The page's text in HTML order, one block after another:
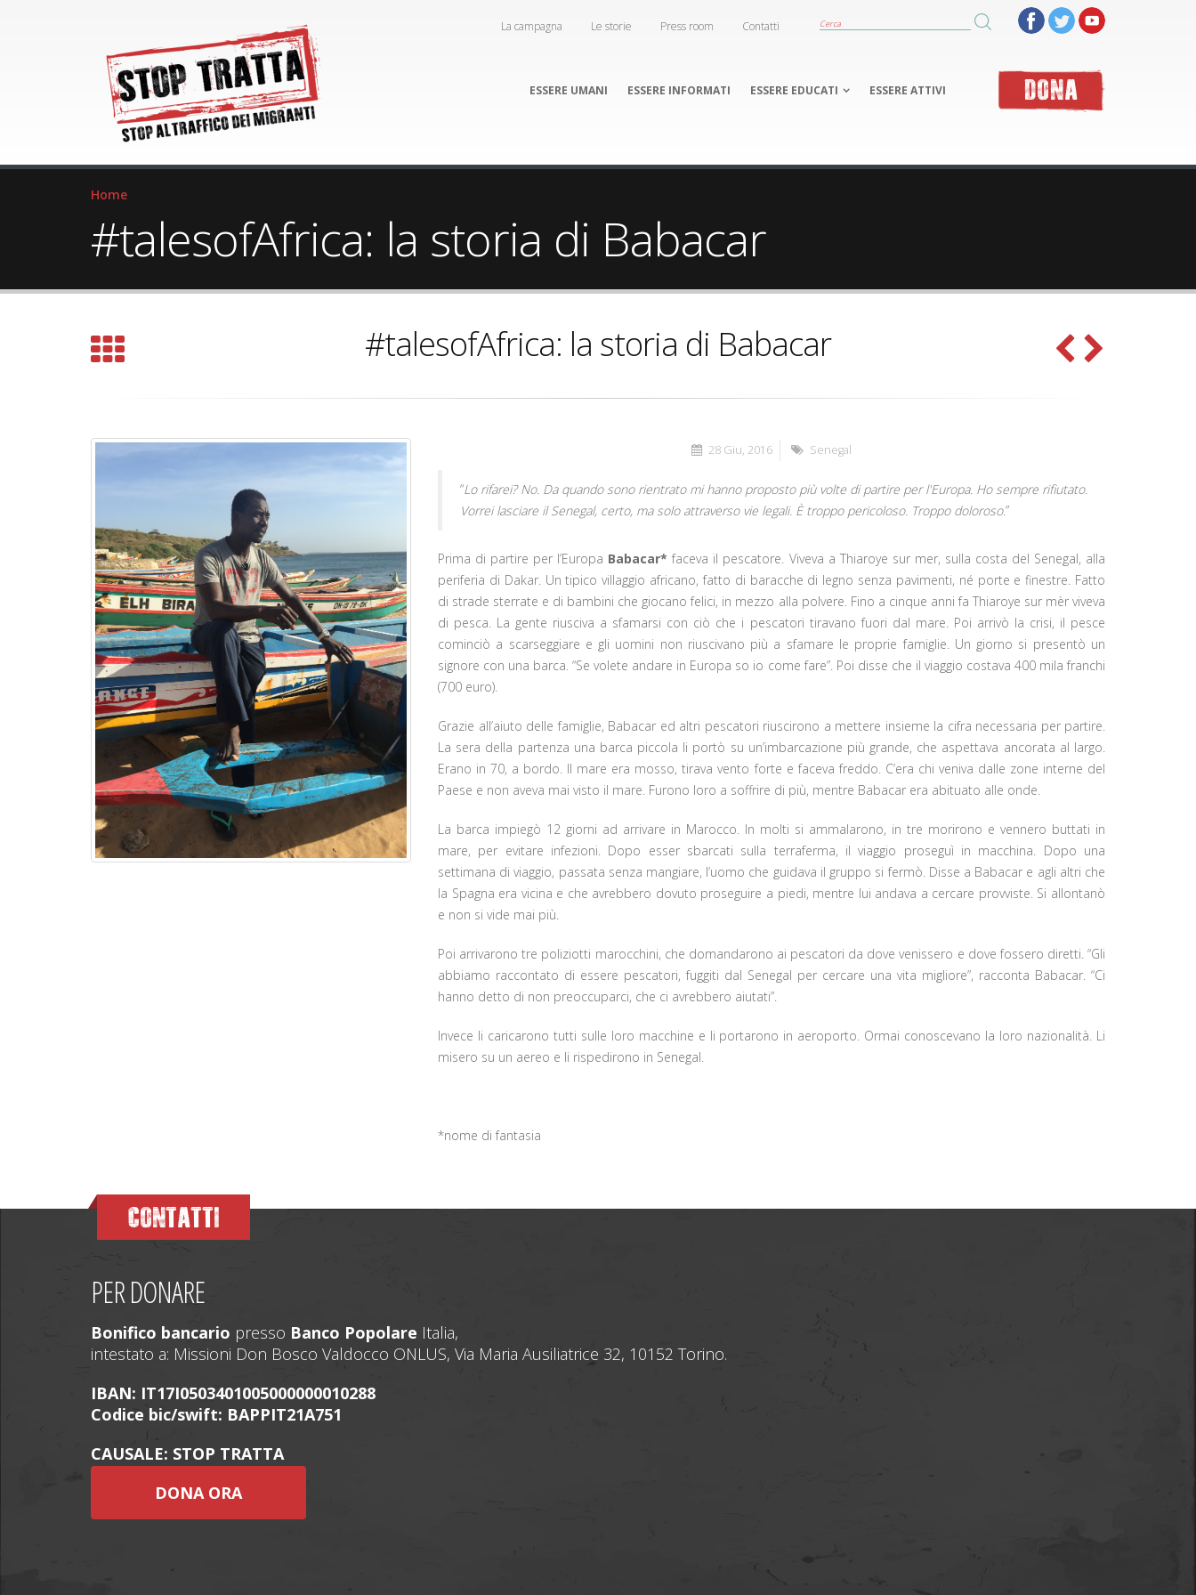
La campagna Le storie Press room Contatti
ESSERE UMANI ESSERE INFORMATI ESSERE EDUCATI ESSERE ATTIVI DONA
Home
#talesofAfrica: la storia di Babacar
#talesofAfrica: la storia di Babacar
28 Giu, 2016 Senegal
“Lo rifarei? No. Da quando sono rientrato mi hanno proposto più volte di partire per l'Europa. Ho sempre rifiutato.
Vorrei lasciare il Senegal, certo, ma solo attraverso vie legali. È troppo pericoloso. Troppo doloroso.”
Prima di partire per l’Europa Babacar* faceva il pescatore. Viveva a Thiaroye sur mer, sulla costa del Senegal, alla
periferia di Dakar. Un tipico villaggio africano, fatto di baracche di legno senza pavimenti, né porte e finestre. Fatto
di strade sterrate e di bambini che giocano felici, in mezzo alla polvere. Fino a cinque anni fa Thiaroye sur mèr viveva
di pesca. La gente riusciva a sfamarsi con ciò che i pescatori tiravano fuori dal mare. Poi arrivò la crisi, il pesce
cominciò a scarseggiare e gli uomini non riuscivano più a sfamare le proprie famiglie. Un giorno si presentò un
signore con una barca. “Se volete andare in Europa so io come fare”. Poi disse che il viaggio costava 400 mila franchi
(700 euro).
Grazie all’aiuto delle famiglie, Babacar ed altri pescatori riuscirono a mettere insieme la cifra necessaria per partire.
La sera della partenza una barca piccola li portò su un’imbarcazione più grande, che aspettava ancorata al largo.
Erano in 70, a bordo. Il mare era mosso, tirava vento forte e faceva freddo. C’era chi veniva dalle zone interne del
Paese e non aveva mai visto il mare. Furono loro a soffrire di più, mentre Babacar era abituato alle onde.
La barca impiegò 12 giorni ad arrivare in Marocco. In molti si ammalarono, in tre morirono e vennero buttati in
mare, per evitare infezioni. Dopo esser sbarcati sulla terraferma, il viaggio proseguì in macchina. Dopo una
settimana di viaggio, passata senza mangiare, l’uomo che guidava il gruppo si fermò. Disse a Babacar e agli altri che
la Spagna era vicina e che avrebbero dovuto proseguire a piedi, mentre lui andava a cercare provviste. Si allontanò
e non si vide mai più.
Poi arrivarono tre poliziotti marocchini, che domandarono ai pescatori da dove venissero e dove fossero diretti. “Gli
abbiamo raccontato di essere pescatori, fuggiti dal Senegal per cercare una vita migliore”, racconta Babacar. “Ci
hanno detto di non preoccuparci, che ci avrebbero aiutati”.
Invece li caricarono tutti sulle loro macchine e li portarono in aeroporto. Ormai conoscevano la loro nazionalità. Li
misero su un aereo e li rispedirono in Senegal.
*nome di fantasia
CONTATTI
PER DONARE
Bonifico bancario presso Banco Popolare Italia,
intestato a: Missioni Don Bosco Valdocco ONLUS, Via Maria Ausiliatrice 32, 10152 Torino.
IBAN: IT17I0503401005000000010288
Codice bic/swift: BAPPIT21A751
CAUSALE: STOP TRATTA
DONA ORA